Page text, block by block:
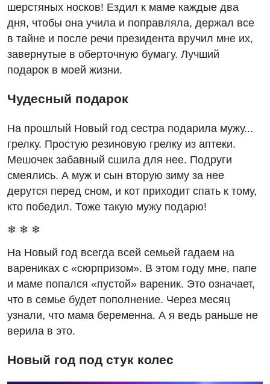
шерстяных носков! Ездил к маме каждые два
дня, чтобы она учила и поправляла, держал все
в тайне и после речи президента вручил мне их,
завернутые в оберточную бумагу. Лучший
подарок в моей жизни.
Чудесный подарок
На прошлый Новый год сестра подарила мужу...
грелку. Простую резиновую грелку из аптеки.
Мешочек забавный сшила для нее. Подруги
смеялись. А муж и сын вторую зиму за нее
дерутся перед сном, и кот приходит спать к тому,
кто победил. Тоже такую мужу подарю!
❄ ❄ ❄
На Новый год всегда всей семьей гадаем на
варениках с «сюрпризом». В этом году мне, папе
и маме попался «пустой» вареник. Это означает,
что в семье будет пополнение. Через месяц
узнали, что мама беременна. А я ведь раньше не
верила в это.
Новый год под стук колес